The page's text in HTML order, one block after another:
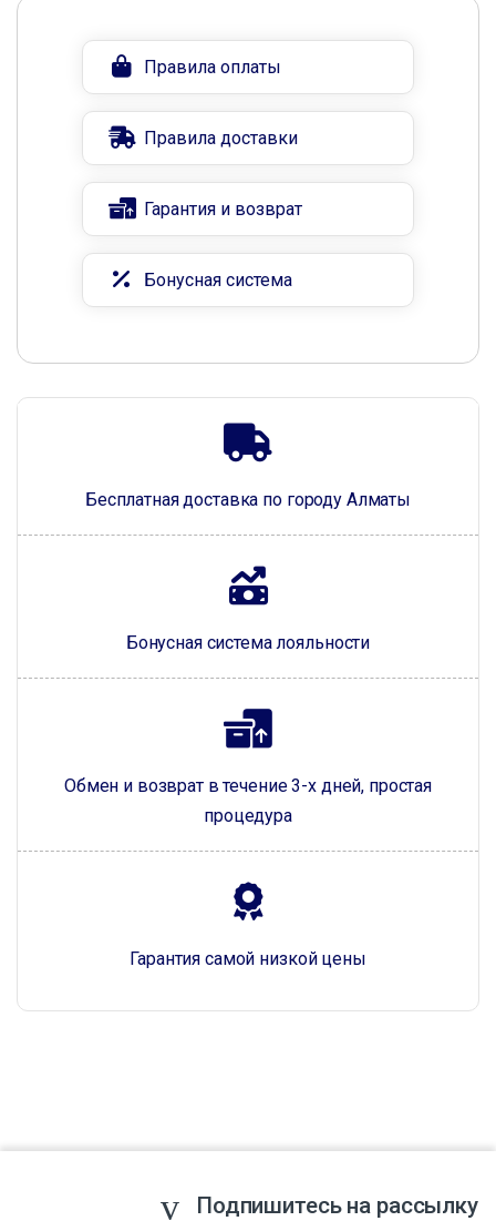
Бесплатная доставка по городу Алматы
Бонусная система лояльности
Обмен и возврат в течение 3-х дней, простая
процедура
Гарантия самой низкой цены
Правила оплаты
Правила доставки
Гарантия и возврат
Бонусная система
Подпишитесь на рассылку